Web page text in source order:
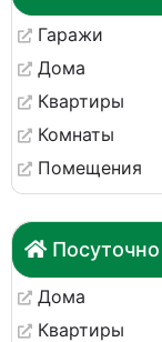
Гаражи
Дома
Квартиры
Комнаты
Помещения
Посуточно
Дома
Квартиры